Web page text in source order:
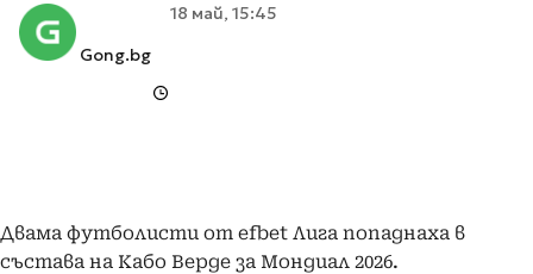
Gong.bg
18 май, 15:45
Двама футболисти от еfbet Лига попаднаха в
състава на Кабо Верде за Мондиал 2026.